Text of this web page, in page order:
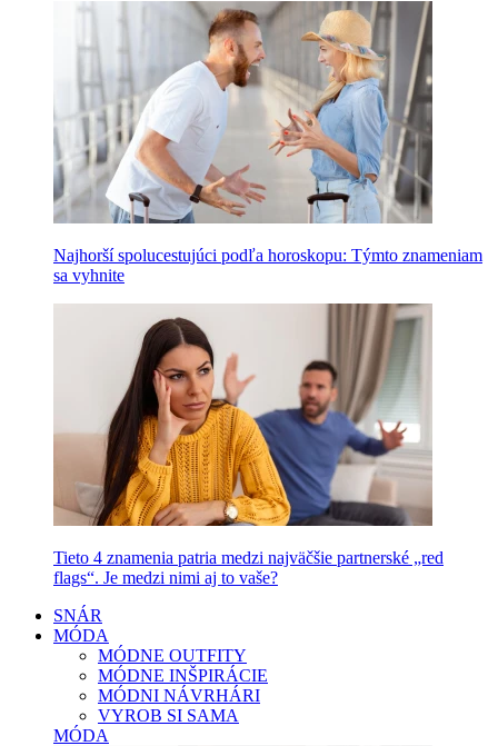
Najhorší spolucestujúci podľa horoskopu: Týmto znameniam
sa vyhnite
Tieto 4 znamenia patria medzi najväčšie partnerské „red
flags“. Je medzi nimi aj to vaše?
SNÁR
MÓDA
MÓDNE OUTFITY
MÓDNE INŠPIRÁCIE
MÓDNI NÁVRHÁRI
VYROB SI SAMA
MÓDA